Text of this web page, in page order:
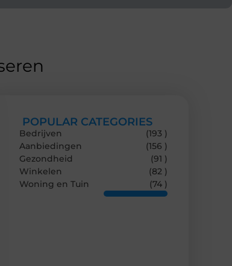
POPULAR CATEGORIES
Bedrijven
(193 )
Aanbiedingen
(156 )
Gezondheid
(91 )
Winkelen
(82 )
Woning en Tuin
(74 )